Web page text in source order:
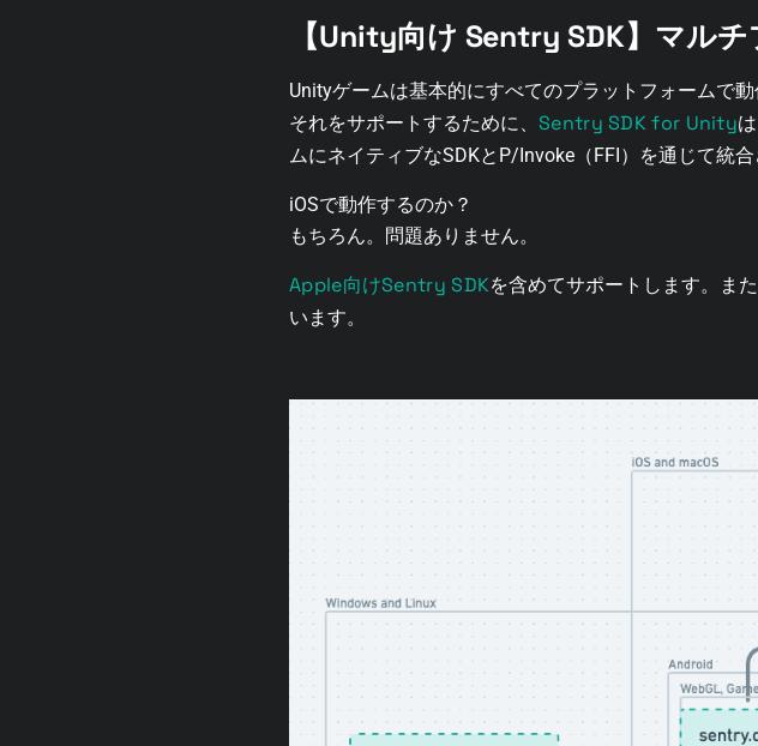
【Unity向け Sentry SDK】マル
Unityゲームは基本的にすべてのプラットフォームで動
それをサポートするために、 Sentry SDK for Unity
ムにネイティブなSDKとP/Invoke（FFI）を通じて統合
iOSで動作するのか？
もちろん。問題ありません。
Apple向けSentry SDKを含めてサポートします。ま
います。